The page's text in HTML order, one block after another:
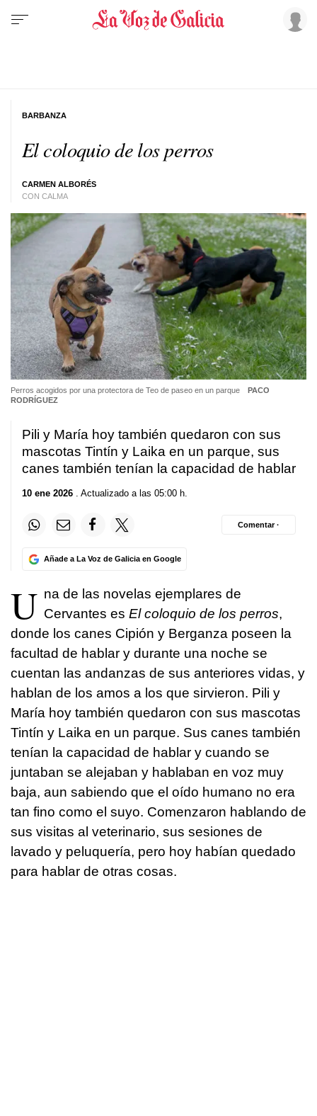
El coloquio de los perros
CARMEN ALBORÉS
CON CALMA
BARBANZA
Perros acogidos por una protectora de Teo de paseo en un parque
PACO
RODRÍGUEZ
Pili y María hoy también quedaron con sus
mascotas Tintín y Laika en un parque, sus
canes también tenían la capacidad de hablar
10 ene 2026 . Actualizado a las 05:00 h.
Añade a La Voz de Galicia en Google
Comentar ·
U na de las novelas ejemplares de
Cervantes es El coloquio de los perros,
donde los canes Cipión y Berganza poseen la
facultad de hablar y durante una noche se
cuentan las andanzas de sus anteriores vidas, y
hablan de los amos a los que sirvieron. Pili y
María hoy también quedaron con sus mascotas
Tintín y Laika en un parque. Sus canes también
tenían la capacidad de hablar y cuando se
juntaban se alejaban y hablaban en voz muy
baja, aun sabiendo que el oído humano no era
tan fino como el suyo. Comenzaron hablando de
sus visitas al veterinario, sus sesiones de
lavado y peluquería, pero hoy habían quedado
para hablar de otras cosas.